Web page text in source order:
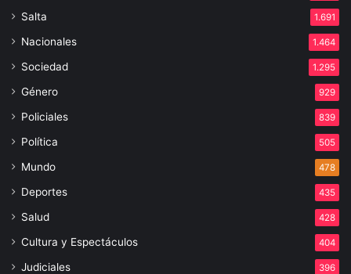
Salta 1.691
Nacionales 1.464
Sociedad 1.295
Género 929
Policiales 839
Política 505
Mundo 478
Deportes 435
Salud 428
Cultura y Espectáculos 404
Judiciales 396